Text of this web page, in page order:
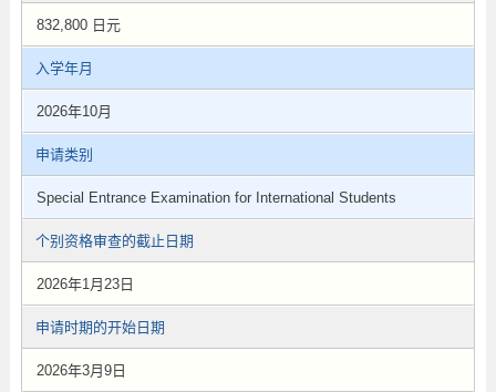
832,800 日元
入学年月
2026年10月
申请类别
Special Entrance Examination for International Students
个别资格审查的截止日期
2026年1月23日
申请时期的开始日期
2026年3月9日